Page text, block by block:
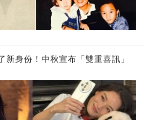
新身份！中秋宣布「雙重喜訊」